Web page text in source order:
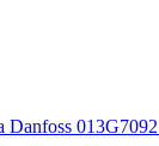
Danfoss